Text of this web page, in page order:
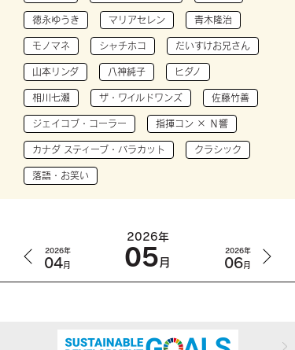
徳永ゆうき マリアセレン 青木隆治
モノマネ シャチホコ だいすけお兄さん
山本リンダ 八神純子 ヒダノ
相川七瀬 ザ・ワイルドワンズ 佐藤竹善
ジェイコブ・コーラー 指揮コン × Ｎ響
カナダ スティーブ・バラカット クラシック
落語・お笑い
2026年
04月
2026年
05月
2026年
06月